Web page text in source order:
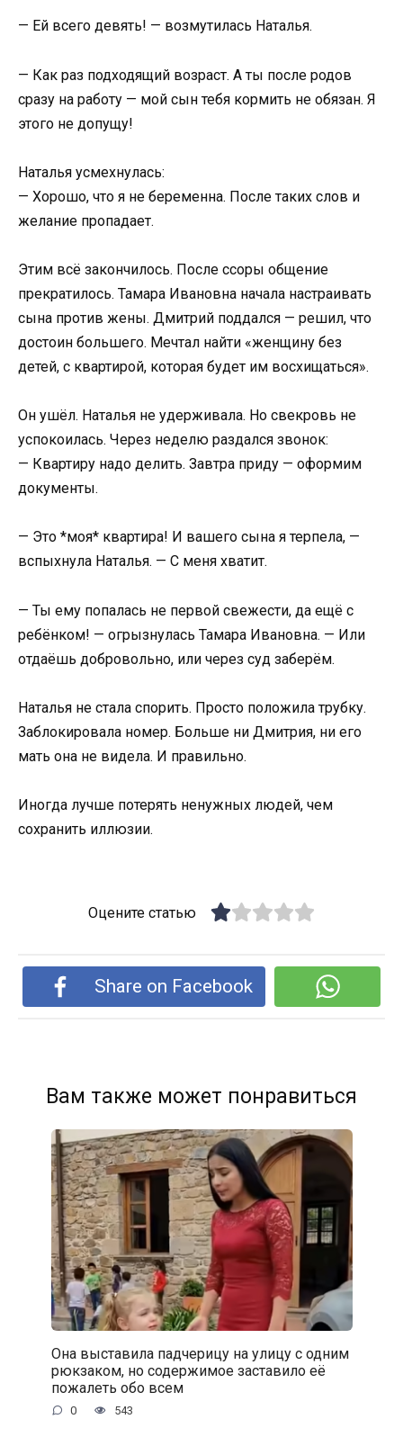
— Ей всего девять! — возмутилась Наталья.
— Как раз подходящий возраст. А ты после родов
сразу на работу — мой сын тебя кормить не обязан. Я
этого не допущу!
Наталья усмехнулась:
— Хорошо, что я не беременна. После таких слов и
желание пропадает.
Этим всё закончилось. После ссоры общение
прекратилось. Тамара Ивановна начала настраивать
сына против жены. Дмитрий поддался — решил, что
достоин большего. Мечтал найти «женщину без
детей, с квартирой, которая будет им восхищаться».
Он ушёл. Наталья не удерживала. Но свекровь не
успокоилась. Через неделю раздался звонок:
— Квартиру надо делить. Завтра приду — оформим
документы.
— Это *моя* квартира! И вашего сына я терпела, —
вспыхнула Наталья. — С меня хватит.
— Ты ему попалась не первой свежести, да ещё с
ребёнком! — огрызнулась Тамара Ивановна. — Или
отдаёшь добровольно, или через суд заберём.
Наталья не стала спорить. Просто положила трубку.
Заблокировала номер. Больше ни Дмитрия, ни его
мать она не видела. И правильно.
Иногда лучше потерять ненужных людей, чем
сохранить иллюзии.
Оцените статью
Share on Facebook
Вам также может понравиться
Она выставила падчерицу на улицу с одним
рюкзаком, но содержимое заставило её
пожалеть обо всем
0 543